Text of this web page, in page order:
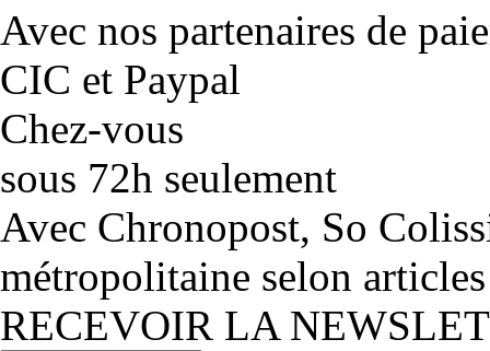
Avec nos partenaires de
CIC et Paypal
Chez-vous
sous 72h seulement
Avec Chronopost, So
métropolitaine selon
RECEVOIR LA